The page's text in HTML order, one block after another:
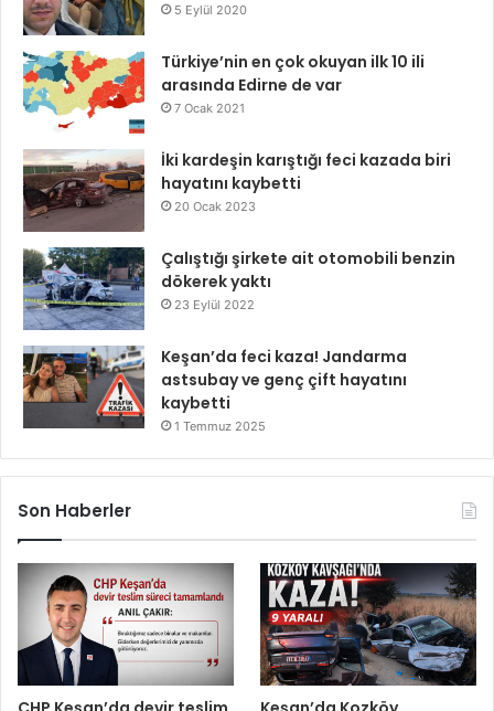
5 Eylül 2020
Türkiye’nin en çok okuyan ilk 10 ili
arasında Edirne de var
7 Ocak 2021
İki kardeşin karıştığı feci kazada biri
hayatını kaybetti
20 Ocak 2023
Çalıştığı şirkete ait otomobili benzin
dökerek yaktı
23 Eylül 2022
Keşan’da feci kaza! Jandarma
astsubay ve genç çift hayatını
kaybetti
1 Temmuz 2025
Son Haberler